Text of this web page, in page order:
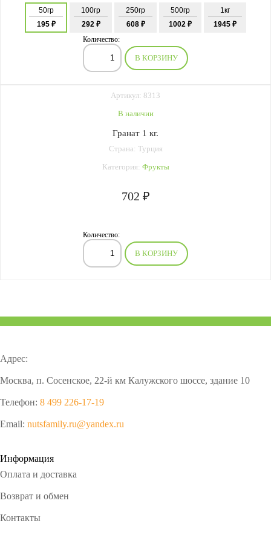
50гр
195 ₽
100гр
292 ₽
250гр
608 ₽
500гр
1002 ₽
1кг
1945 ₽
Количество:
В КОРЗИНУ
Артикул: 8313
В наличии
Гранат 1 кг.
Страна: Турция
Категория: Фрукты
702 ₽
Количество:
В КОРЗИНУ
Адрес:
Москва, п. Сосенское, 22-й км Калужского шоссе, здание 10
Телефон: 8 499 226-17-19
Email: nutsfamily.ru@yandex.ru
Информация
Оплата и доставка
Возврат и обмен
Контакты